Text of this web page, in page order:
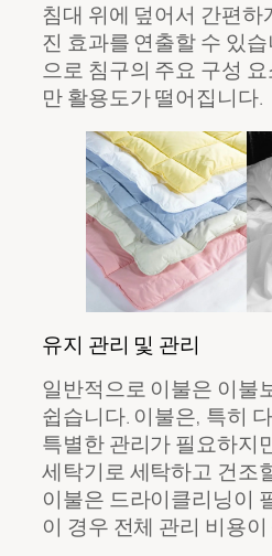
침대 위에 덮어서 간편하
진 효과를 연출할 수 있
으로 침구의 주요 구성
만 활용도가 떨어집니다.
유지 관리 및 관리
일반적으로 이불은 이불
쉽습니다. 이불은, 특히
특별한 관리가 필요하지
세탁기로 세탁하고 건조
이불은 드라이클리닝이
이 경우 전체 관리 비용